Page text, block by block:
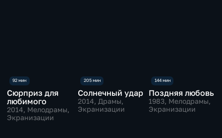
Сюрприз для
любимого
2014, Мелодрамы,
Экранизации
Солнечный удар
2014, Драмы,
Экранизации
Поздняя любовь
1983, Мелодрамы,
Экранизации